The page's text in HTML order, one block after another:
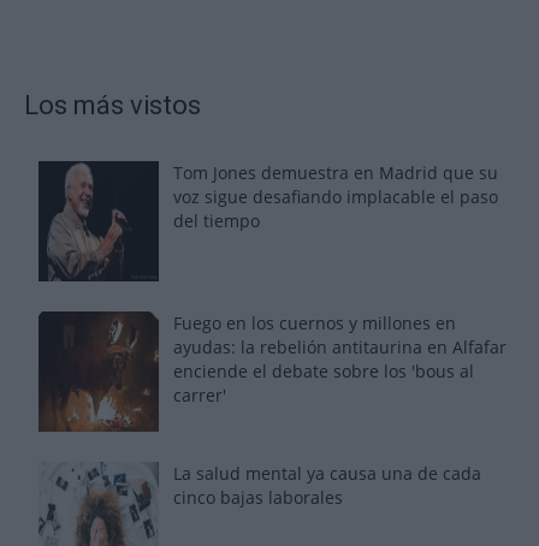
Los más vistos
Tom Jones demuestra en Madrid que su
voz sigue desafiando implacable el paso
del tiempo
Fuego en los cuernos y millones en
ayudas: la rebelión antitaurina en Alfafar
enciende el debate sobre los 'bous al
carrer'
La salud mental ya causa una de cada
cinco bajas laborales